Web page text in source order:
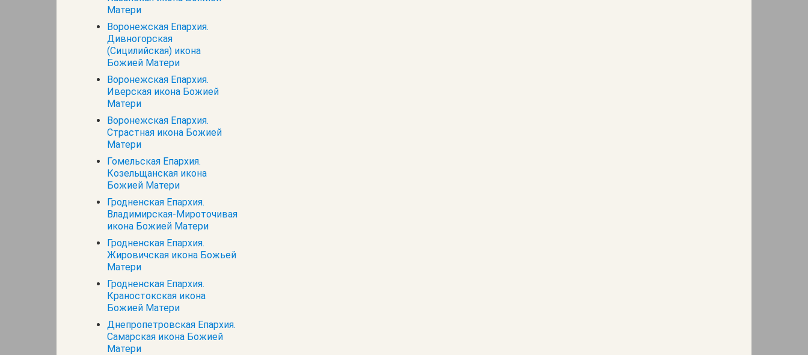
Матери
Воронежская Епархия.
Дивногорская
(Сицилийская) икона
Божией Матери
Воронежская Епархия.
Иверская икона Божией
Матери
Воронежская Епархия.
Страстная икона Божией
Матери
Гомельская Епархия.
Козельщанская икона
Божией Матери
Гродненская Епархия.
Владимирская-Мироточивая
икона Божией Матери
Гродненская Епархия.
Жировичская икона Божьей
Матери
Гродненская Епархия.
Краностокская икона
Божией Матери
Днепропетровская Епархия.
Самарская икона Божией
Матери